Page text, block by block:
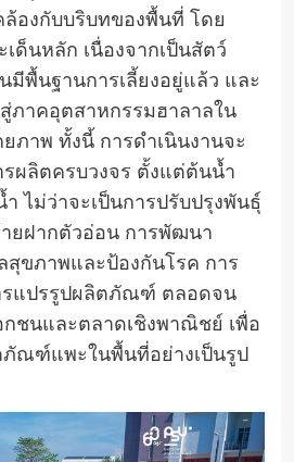
องกับบริบทของพื้นที่ โดย
เด็นหลัก เนื่องจากเป็นสัตว์
มีพื้นฐานการเลี้ยงอยู่แล้ว และ
ภาคอุตสาหกรรมฮาลาลใน
ภาพ ทั้งนี้ การดำเนินงานจะ
ผลิตครบวงจร ตั้งแต่ต้นน้ำ
ไม่ว่าจะเป็นการปรับปรุงพันธุ์
ยฝากตัวอ่อน การพัฒนา
สุขภาพและป้องกันโรค การ
รแปรรูปผลิตภัณฑ์ ตลอดจน
กชนและตลาดเชิงพาณิชย์ เพื่อ
ณฑ์แพะในพื้นที่อย่างเป็นรูป